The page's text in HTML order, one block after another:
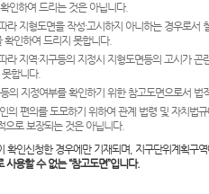
인하여 드리는 것은 아닙니다.
라 지형도면을 작성·고시하지 아니하는 경우로
확인하여 드리지 못합니다.
라 지역·지구등의 지정시 지형도면등의 고시가
합니다.
의 지정여부를 확인하기 위한 참고도면으로서
의 편의를 도모하기 위하여 관계 법령 및 자치
로 보장되는 것은 아닙니다.
확인신청한 경우에만 기재되며, 지구단위계획
사용할 수 없는 “참고도면”입니다.